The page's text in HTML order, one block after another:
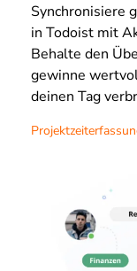
Synchronisiere
in Todoist mit
Behalte den
gewinne
deinen Tag